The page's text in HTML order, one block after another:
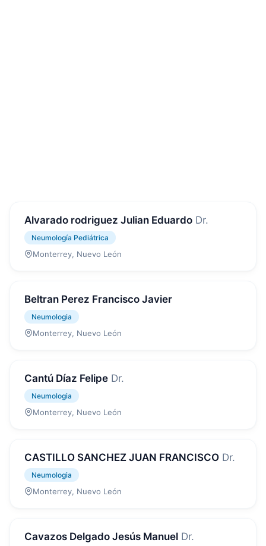
Alvarado rodriguez Julian Eduardo Dr.
Neumología Pediátrica
Monterrey, Nuevo León
Beltran Perez Francisco Javier
Neumologia
Monterrey, Nuevo León
Cantú Díaz Felipe Dr.
Neumologia
Monterrey, Nuevo León
CASTILLO SANCHEZ JUAN FRANCISCO Dr.
Neumologia
Monterrey, Nuevo León
Cavazos Delgado Jesús Manuel Dr.